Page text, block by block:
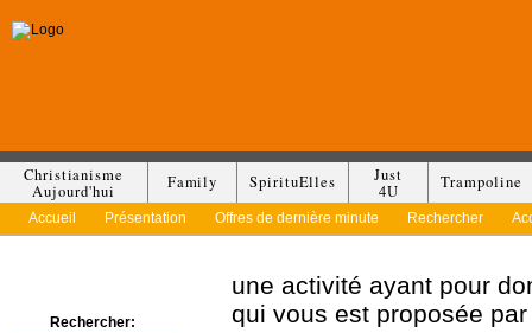
Christianisme
Aujourd'hui
Family SpirituElles
Just
4U
Trampoline
Accueil Présentation Offres de dernière minute Rechercher
Rechercher:
une activité ayant pour
qui vous est proposée